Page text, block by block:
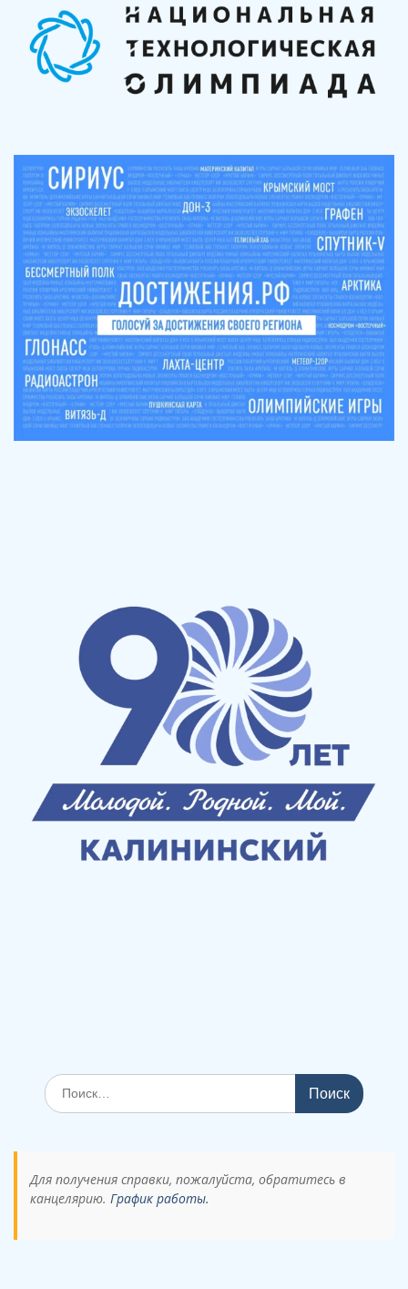
Поиск
по:
Для получения справки, пожалуйста, обратитесь в
канцелярию. График работы.